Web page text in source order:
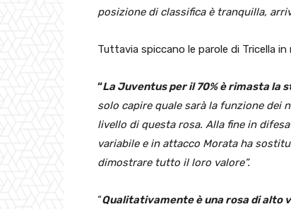
posizione di classifica è tranquilla,
Tuttavia spiccano le parole di Tricella in
“La Juventus per il 70% è rimasta la
solo capire quale sarà la funzione dei
livello di questa rosa. Alla fine in
variabile e in attacco Morata ha
dimostrare tutto il loro valore”.
“Qualitativamente è una rosa di alto